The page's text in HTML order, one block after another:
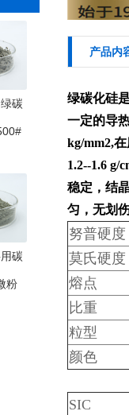
碳
碳
粉
产品内
绿碳化硅
一定的导
kg/mm2,
1.2--1.6 g/
稳定，结
匀，无划
努普硬度
莫氏硬度
熔点
比重
粒型
颜色
SIC